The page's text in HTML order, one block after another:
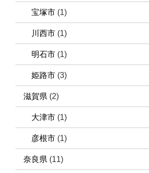
宝塚市 (1)
川西市 (1)
明石市 (1)
姫路市 (3)
滋賀県 (2)
大津市 (1)
彦根市 (1)
奈良県 (11)